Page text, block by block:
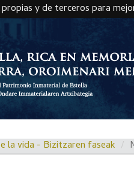
y de terceros para
la vida - Bizitzaren faseak